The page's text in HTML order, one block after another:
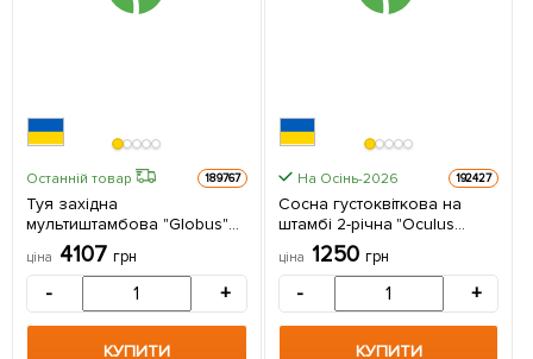
Останній товар 189767
Туя західна
мультиштамбова "Globus"
С10, висота 70-80см 1
саджанець в упаковці
ціна 4107 грн
- +
КУПИТИ
На Осінь-2026 192427
Сосна густоквіткова на
штамбі 2-річна "Oculus
Draconis" (Око Дракона)
С1.5, висота 25–35 см 1
саджанець в упаковці
ціна 1250 грн
- +
КУПИТИ